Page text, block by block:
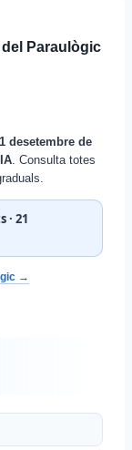
Paraulògic
desetembre de
. Consulta totes
· 21
→